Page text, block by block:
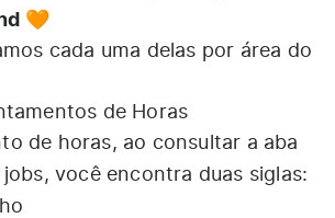
🧡
cada uma delas por área do
de Horas
de horas, ao consultar a aba
você encontra duas siglas: